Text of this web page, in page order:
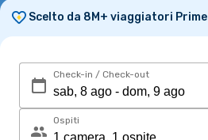
Scelto da 8M+ viaggiatori Prime
Check-in / Check-out
Ospiti